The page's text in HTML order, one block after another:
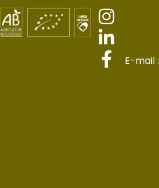
E-mail :